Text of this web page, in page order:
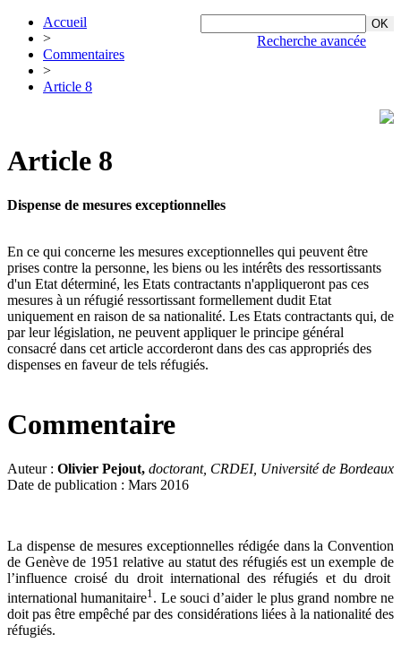
Recherche avancée
Accueil
>
Commentaires
>
Article 8
Article 8
Dispense de mesures exceptionnelles
En ce qui concerne les mesures exceptionnelles qui peuvent être
prises contre la personne, les biens ou les intérêts des ressortissants
d'un Etat déterminé, les Etats contractants n'appliqueront pas ces
mesures à un réfugié ressortissant formellement dudit Etat
uniquement en raison de sa nationalité. Les Etats contractants qui, de
par leur législation, ne peuvent appliquer le principe général
consacré dans cet article accorderont dans des cas appropriés des
dispenses en faveur de tels réfugiés.
Commentaire
Auteur : Olivier Pejout, doctorant, CRDEI, Université de Bordeaux
Date de publication : Mars 2016
La dispense de mesures exceptionnelles rédigée dans la Convention
de Genève de 1951 relative au statut des réfugiés est un exemple de
l’influence croisé du droit international des réfugiés et du droit
international humanitaire1 . Le souci d’aider le plus grand nombre ne
doit pas être empêché par des considérations liées à la nationalité des
réfugiés.